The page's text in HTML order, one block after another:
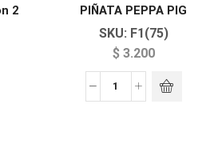
2
PIÑATA PEPPA PIG
SKU: F1(75)
$3.200